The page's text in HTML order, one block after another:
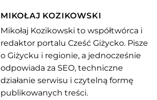
MIKOŁAJ KOZIKOWSKI
Mikołaj Kozikowski to współtwórca i
redaktor portalu Cześć Giżycko. Pisze
o Giżycku i regionie, a jednocześnie
odpowiada za SEO, techniczne
działanie serwisu i czytelną formę
publikowanych treści.